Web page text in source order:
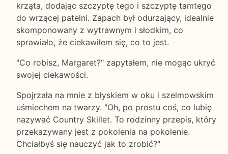
krząta, dodając szczyptę tego i szczyptę tamtego
do wrzącej patelni. Zapach był odurzający, idealnie
skomponowany z wytrawnym i słodkim, co
sprawiało, że ciekawiłem się, co to jest.
"Co robisz, Margaret?" zapytałem, nie mogąc ukryć
swojej ciekawości.
Spojrzała na mnie z błyskiem w oku i szelmowskim
uśmiechem na twarzy. "Oh, po prostu coś, co lubię
nazywać Country Skillet. To rodzinny przepis, który
przekazywany jest z pokolenia na pokolenie.
Chciałbyś się nauczyć jak to zrobić?"